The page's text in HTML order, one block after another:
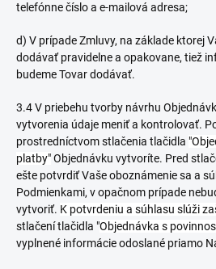
telefónne číslo a e-mailová adresa;
d) V prípade Zmluvy, na základe ktorej
dodávať pravidelne a opakovane, tiež
budeme Tovar dodávať.
3.4 V priebehu tvorby návrhu
vytvorenia údaje meniť a kontrolovať.
prostredníctvom stlačenia tlačidla
platby"Objednávku vytvoríte. Pred
ešte potvrdiť Vaše oboznámenie sa a
Podmienkami, v opačnom prípade
vytvoriť. K potvrdeniu a súhlasu slúži
stlačení tlačidla "Objednávka s
vyplnené informácie odoslané priamo